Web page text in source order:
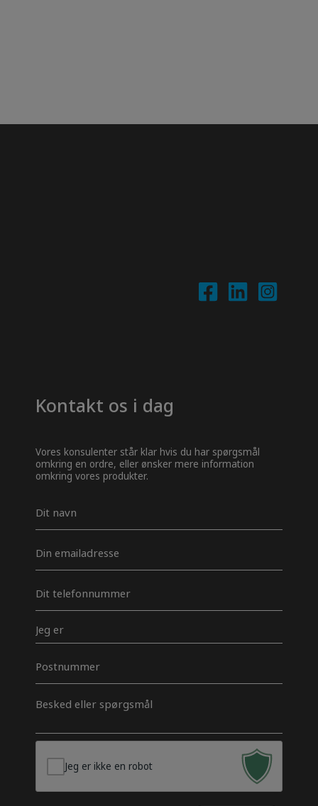
Kontakt os i dag
Vores konsulenter står klar hvis du har spørgsmål
omkring en ordre, eller ønsker mere information
omkring vores produkter.
*
mail
*
*
Jeg
er
Besked
*
Jeg er ikke en robot